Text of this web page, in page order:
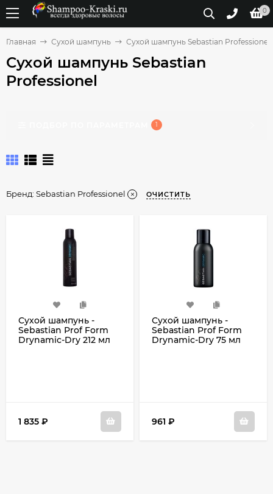
0
Главная Сухой шампунь Сухой шампунь Sebastian Professionel
Сухой шампунь Sebastian
Professionel
1
Бренд: Sebastian Professionel ОЧИСТИТЬ
Сухой шампунь -
Sebastian Prof Form
Drynamic-Dry 212 мл
1 835 ₽
Сухой шампунь -
Sebastian Prof Form
Drynamic-Dry 75 мл
961 ₽